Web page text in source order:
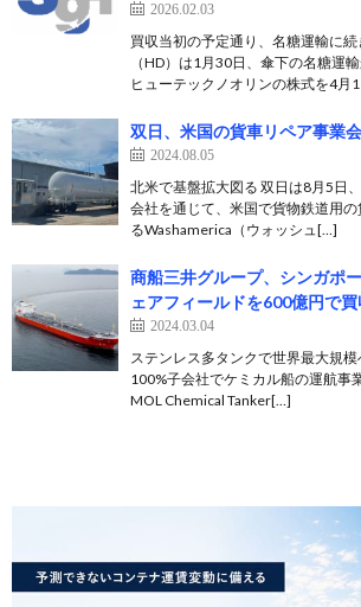
2026.02.03
買収当初の予定通り、名糖運輸に続
（HD）は1月30日、傘下の名糖運
ヒューテックノオリンの株式を4月
双日、米国の貨車リペア事業
2024.08.05
北米で基盤拡大図る 双日は8月5日
会社を通じて、米国で貨物鉄道用
るWashamerica（ウォッシュ[…]
商船三井グループ、シンガポ
ェアフィールドを600億円で買
2024.03.04
ステンレス多タンクで世界最大規模
100%子会社でケミカル船の運航事
MOL Chemical Tanker[…]